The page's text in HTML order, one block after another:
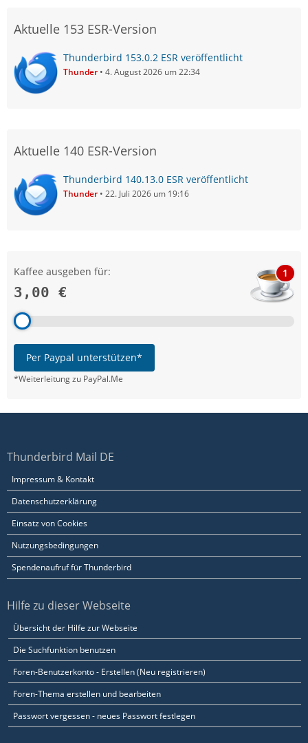
Aktuelle 153 ESR-Version
Thunderbird 153.0.2 ESR veröffentlicht
Thunder 4. August 2026 um 22:34
Aktuelle 140 ESR-Version
Thunderbird 140.13.0 ESR veröffentlicht
Thunder 22. Juli 2026 um 19:16
Kaffee ausgeben für:
3,00 €
1
Per Paypal unterstützen*
*Weiterleitung zu PayPal.Me
Thunderbird Mail DE
Impressum & Kontakt
Datenschutzerklärung
Einsatz von Cookies
Nutzungsbedingungen
Spendenaufruf für Thunderbird
Hilfe zu dieser Webseite
Übersicht der Hilfe zur Webseite
Die Suchfunktion benutzen
Foren-Benutzerkonto - Erstellen (Neu registrieren)
Foren-Thema erstellen und bearbeiten
Passwort vergessen - neues Passwort festlegen